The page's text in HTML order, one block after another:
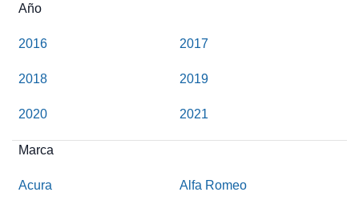
Año
2016 2017
2018 2019
2020 2021
Marca
Acura Alfa Romeo